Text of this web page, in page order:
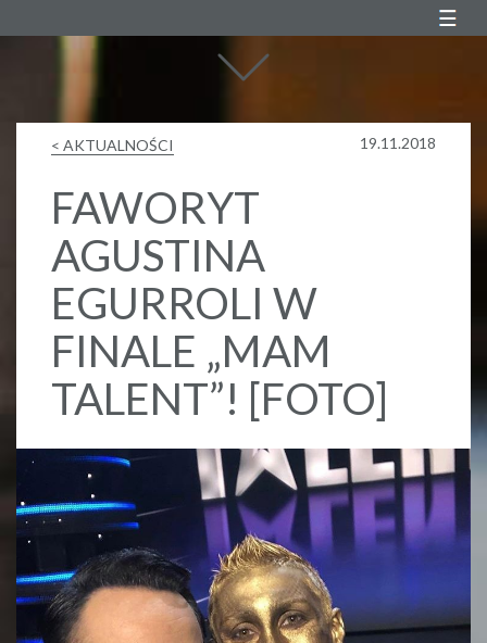
< AKTUALNOŚCI 19.11.2018
FAWORYT
AGUSTINA
EGURROLI W
FINALE „MAM
TALENT”! [FOTO]